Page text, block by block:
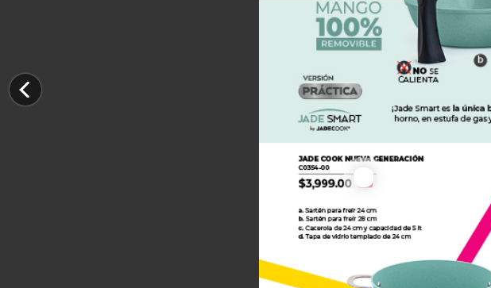
C0354-00
MXN3999.00
View Detail